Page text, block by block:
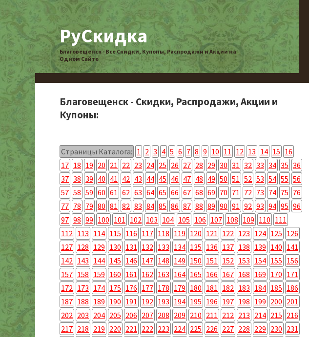
РуСкидка
Благовещенск - Все Скидки, Купоны, Распродажи и Акции на
Одном Сайте
Благовещенск - Скидки, Распродажи, Акции и
Купоны:
Страницы Каталога: 1 2 3 4 5 6 7 8 9 10 11 12 13 14 15 16
17 18 19 20 21 22 23 24 25 26 27 28 29 30 31 32 33 34 35 36
37 38 39 40 41 42 43 44 45 46 47 48 49 50 51 52 53 54 55 56
57 58 59 60 61 62 63 64 65 66 67 68 69 70 71 72 73 74 75 76
77 78 79 80 81 82 83 84 85 86 87 88 89 90 91 92 93 94 95 96
97 98 99 100 101 102 103 104 105 106 107 108 109 110 111
112 113 114 115 116 117 118 119 120 121 122 123 124 125 126
127 128 129 130 131 132 133 134 135 136 137 138 139 140 141
142 143 144 145 146 147 148 149 150 151 152 153 154 155 156
157 158 159 160 161 162 163 164 165 166 167 168 169 170 171
172 173 174 175 176 177 178 179 180 181 182 183 184 185 186
187 188 189 190 191 192 193 194 195 196 197 198 199 200 201
202 203 204 205 206 207 208 209 210 211 212 213 214 215 216
217 218 219 220 221 222 223 224 225 226 227 228 229 230 231